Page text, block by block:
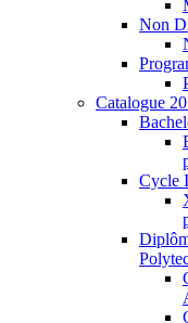
Non
Catalogue
Cycle